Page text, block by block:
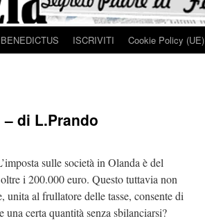
BENEDICTUS ISCRIVITI Cookie Policy (UE)
di L.Prando
sulle società in Olanda è del
i 200.000 euro. Questo tuttavia non
unita al frullatore delle tasse, consente di
certa quantità senza sbilanciarsi?